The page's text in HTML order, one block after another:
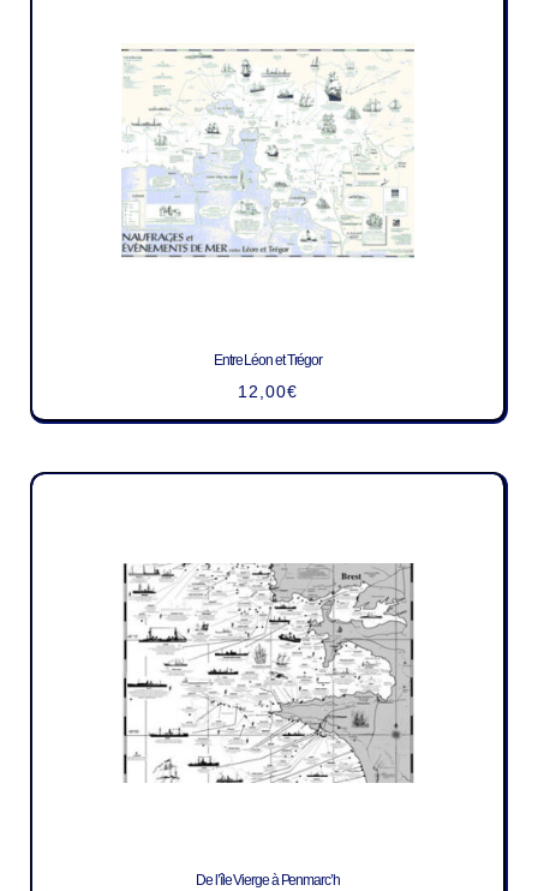
Entre Léon et Trégor
12,00€
De l’île Vierge à Penmarc’h